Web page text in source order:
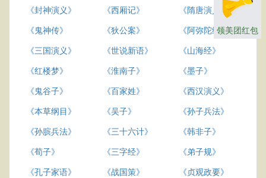
《封神演义》
《西厢记》
《隋唐演义》
《鬼神传》
《狄公案》
《阿弥陀经》
《三国演义》
《世说新语》
《山海经》
《红楼梦》
《淮南子》
《墨子》
《鬼谷子》
《百家姓》
《西汉演义》
《本草纲目》
《吴子》
《孙子兵法》
《孙膑兵法》
《三十六计》
《韩非子》
《荀子》
《三字经》
《弟子规》
《孔子家语》
《战国策》
《贞观政要》
领美团红包